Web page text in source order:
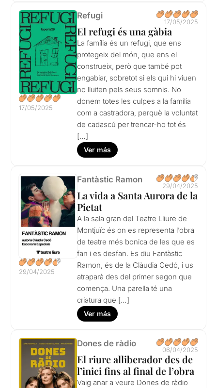
17/05/2025
Refugi
17/05/2025
El refugi és una gàbia
La família és un refugi, que ens
protegeix del món, que ens el
construeix, però que també pot
engabiar, sobretot si els qui hi viuen
no lluiten pels seus somnis. No
donem totes les culpes a la família
com a castradora, perquè la voluntat
de cadascú per trencar-ho tot és
[…]
Ver más
29/04/2025
Fantàstic Ramon
29/04/2025
La vida a Santa Aurora de la
Pietat
A la sala gran del Teatre Lliure de
Montjuïc és on es representa l’obra
de teatre més bonica de les que es
fan i es desfan. Es diu Fantàstic
Ramon, és de la Clàudia Cedó, i us
atraparà des del primer segon que
comença. Una parella té una
criatura que […]
Ver más
Dones de ràdio
06/04/2025
El riure alliberador des de
l’inici fins al final de l’obra
Vaig anar a veure Dones de ràdio